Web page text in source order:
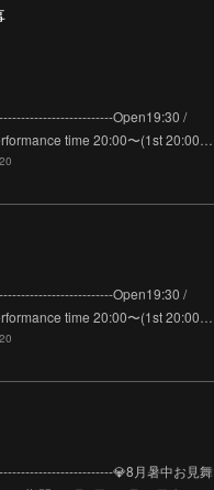
Open19:30 /
time 20:00〜(1st 20:00…
Open19:30 /
time 20:00〜(1st 20:00…
💎8月暑中お見舞